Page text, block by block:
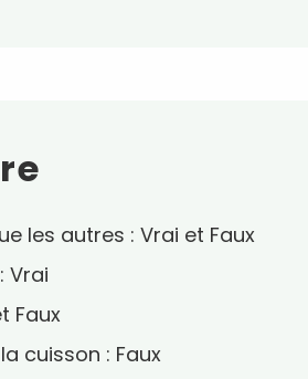
les autres : Vrai et Faux
Vrai
Faux
cuisson : Faux